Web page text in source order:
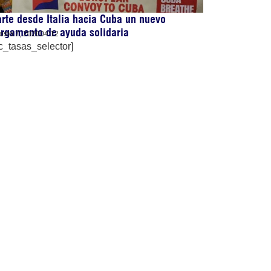
desde Italia hacia Cuba un nuevo
de ayuda solidaria
7, 202604:12